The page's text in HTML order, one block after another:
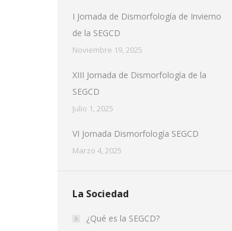
I Jornada de Dismorfología de Invierno
de la SEGCD
Noviembre 19, 2025
XIII Jornada de Dismorfología de la
SEGCD
Julio 1, 2025
VI Jornada Dismorfología SEGCD
Marzo 4, 2025
La Sociedad
¿Qué es la SEGCD?